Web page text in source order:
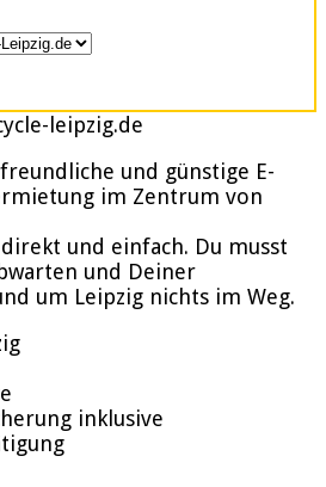
und günstige E-
im Zentrum von
und einfach. Du musst
und Deiner
um Leipzig nichts im Weg.
inklusive